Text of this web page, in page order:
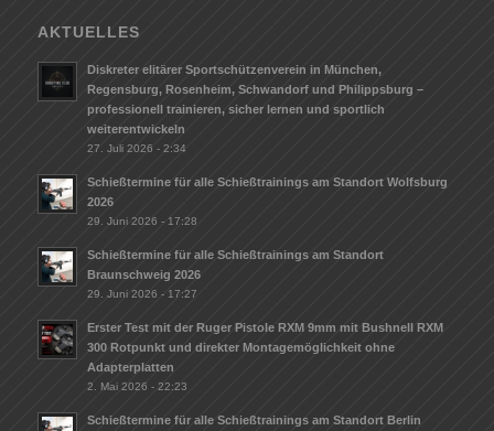
AKTUELLES
Diskreter elitärer Sportschützenverein in München,
Regensburg, Rosenheim, Schwandorf und Philippsburg –
professionell trainieren, sicher lernen und sportlich
weiterentwickeln
27. Juli 2026 - 2:34
Schießtermine für alle Schießtrainings am Standort Wolfsburg
2026
29. Juni 2026 - 17:28
Schießtermine für alle Schießtrainings am Standort
Braunschweig 2026
29. Juni 2026 - 17:27
Erster Test mit der Ruger Pistole RXM 9mm mit Bushnell RXM
300 Rotpunkt und direkter Montagemöglichkeit ohne
Adapterplatten
2. Mai 2026 - 22:23
Schießtermine für alle Schießtrainings am Standort Berlin